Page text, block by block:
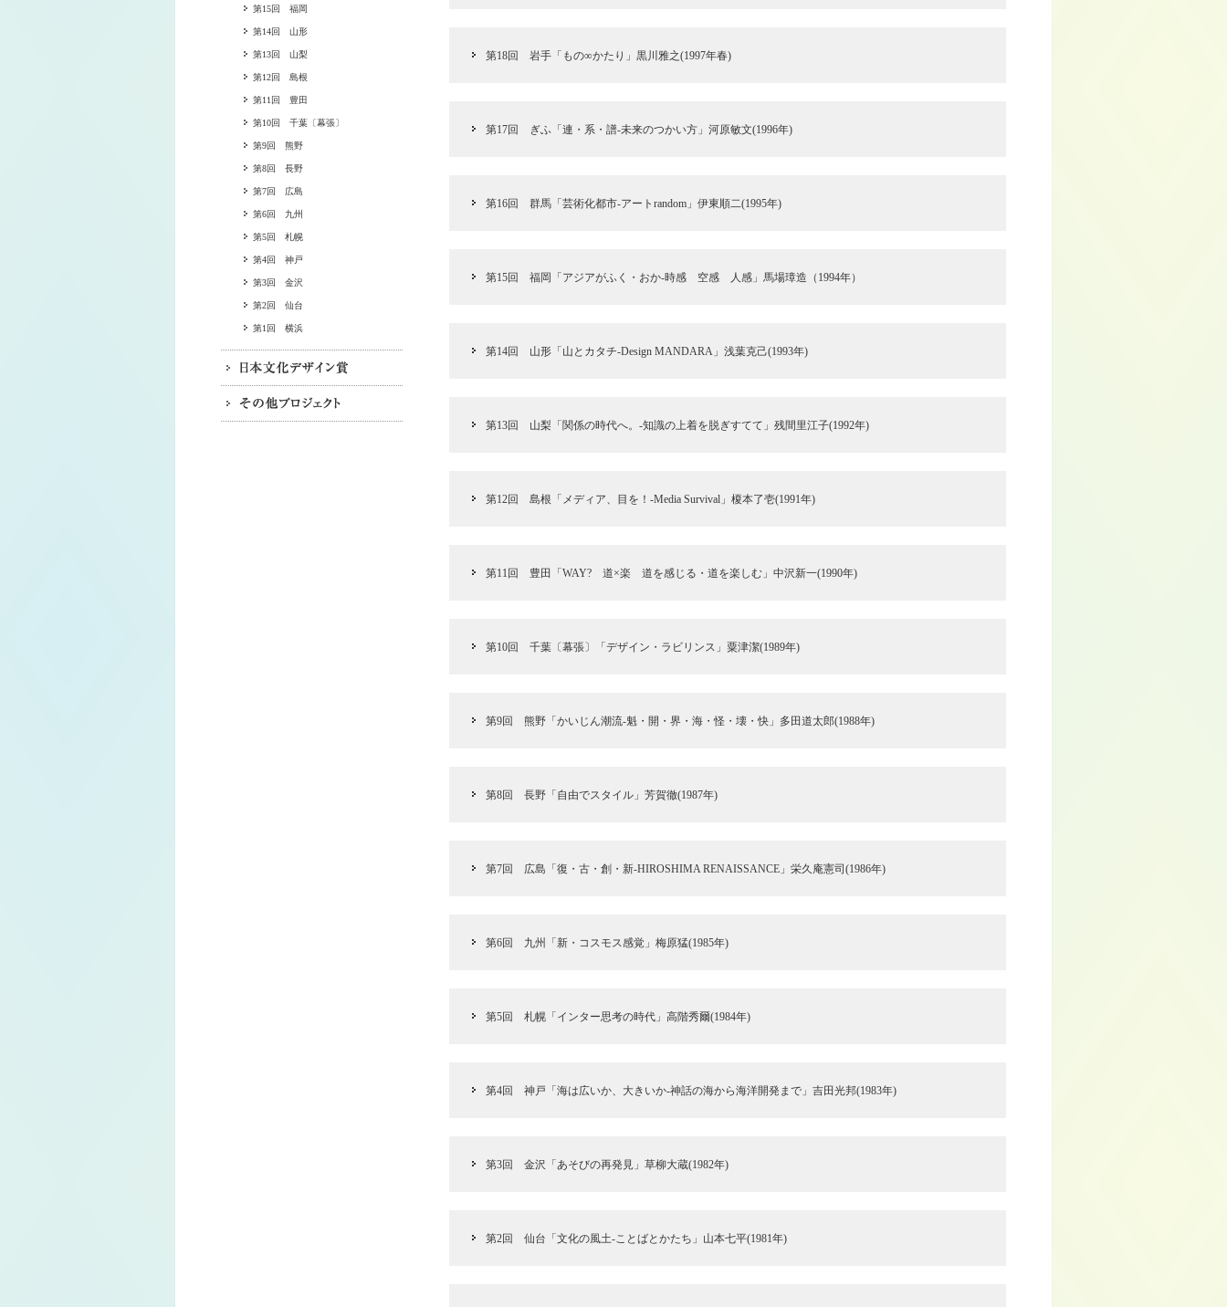
第15回 福岡
第14回 山形
第13回 山梨
第12回 島根
第11回 豊田
第10回 千葉〔幕張〕
第9回 熊野
第8回 長野
第7回 広島
第6回 九州
第5回 札幌
第4回 神戸
第3回 金沢
第2回 仙台
第1回 横浜
第18回 岩手「もの∞かたり」黒川雅之(1997年春)
第17回 ぎふ「連・系・譜‐未来のつかい方」河原敏文(1996年)
第16回 群馬「芸術化都市‐アートrandom」伊東順二(1995年)
第15回 福岡「アジアがふく・おか-時感 空感 人感」馬場璋造（1994年）
第14回 山形「山とカタチ‐Design MANDARA」浅葉克己(1993年)
第13回 山梨「関係の時代へ。‐知識の上着を脱ぎすてて」残間里江子(1992年)
第12回 島根「メディア、目を！‐Media Survival」榎本了壱(1991年)
第11回 豊田「WAY? 道×楽 道を感じる・道を楽しむ」中沢新一(1990年)
第10回 千葉〔幕張〕「デザイン・ラビリンス」粟津潔(1989年)
第9回 熊野「かいじん潮流‐魁・開・界・海・怪・壊・快」多田道太郎(1988年)
第8回 長野「自由でスタイル」芳賀徹(1987年)
第7回 広島「復・古・創・新‐HIROSHIMA RENAISSANCE」栄久庵憲司(1986年)
第6回 九州「新・コスモス感覚」梅原猛(1985年)
第5回 札幌「インター思考の時代」高階秀爾(1984年)
第4回 神戸「海は広いか、大きいか‐神話の海から海洋開発まで」吉田光邦(1983年)
第3回 金沢「あそびの再発見」草柳大蔵(1982年)
第2回 仙台「文化の風土‐ことばとかたち」山本七平(1981年)